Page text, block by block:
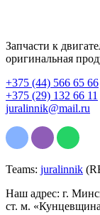
Запчасти к
оригинальная
+375 (44) 566 65 66
+375 (29) 132 66 11
juralinnik@mail.ru
Teams: juralinnik
Наш адрес: г.
ст. м.